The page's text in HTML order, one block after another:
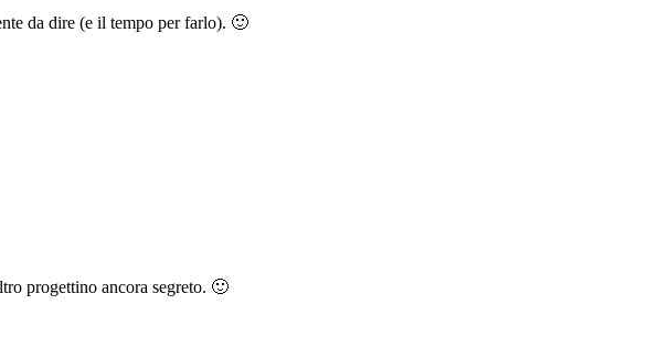
da dire (e il tempo per farlo). 🙂
progettino ancora segreto. 🙂